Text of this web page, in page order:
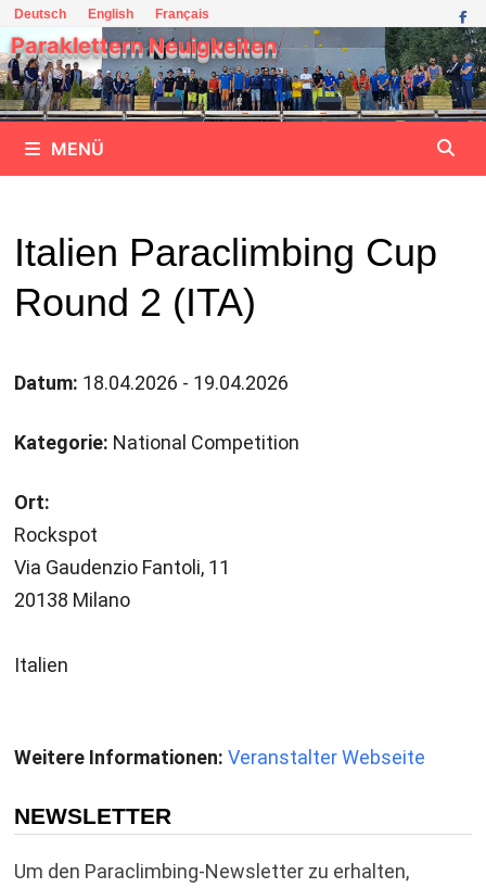
Zum
Inhalt
springen
Deutsch English Français
Paraklettern Neuigkeiten
MENÜ
Italien Paraclimbing Cup
Round 2 (ITA)
Datum: 18.04.2026 - 19.04.2026
Kategorie: National Competition
Ort:
Rockspot
Via Gaudenzio Fantoli, 11
20138 Milano
Italien
Weitere Informationen: Veranstalter Webseite
NEWSLETTER
Um den Paraclimbing-Newsletter zu erhalten,